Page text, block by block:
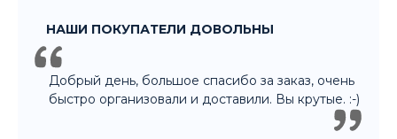
НАШИ ПОКУПАТЕЛИ ДОВОЛЬНЫ
Добрый день, большое спасибо за заказ, очень
быстро организовали и доставили. Вы крутые. :-)